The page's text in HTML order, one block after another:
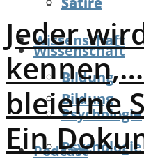
Wissenschaft
Bildung
Psychologie
Wissenschaft
Bildung
Psychologie
Podcast
Jeder
bleierne
Ein